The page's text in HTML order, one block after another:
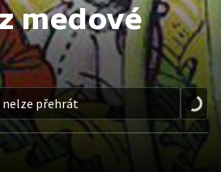
medové
nelze přehrát